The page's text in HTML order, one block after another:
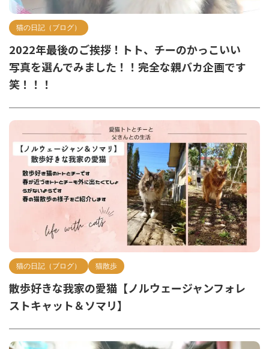
猫の日記（ブログ）
2022年最後のご挨拶！トト、チーのかっこいい
写真を選んでみました！！完全な親バカ企画です
笑！！！
猫の日記（ブログ） 猫散歩
散歩好きな我家の愛猫【ノルウェージャンフォレ
ストキャット＆ソマリ】